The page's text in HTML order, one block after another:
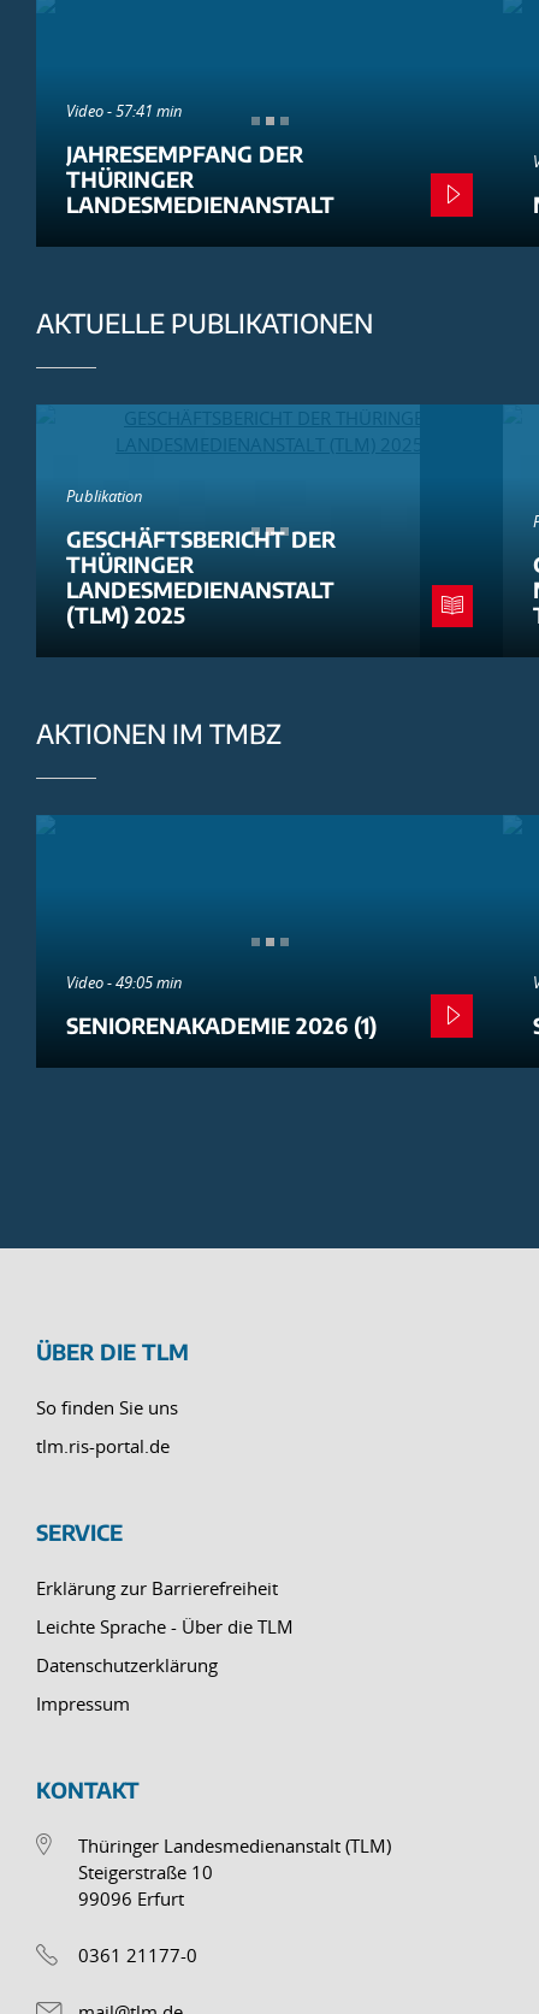
Video - 57:41 min
JAHRESEMPFANG DER
THÜRINGER
LANDESMEDIENANSTALT
AKTUELLE PUBLIKATIONEN
Publikation
GESCHÄFTSBERICHT DER
THÜRINGER
LANDESMEDIENANSTALT
(TLM) 2025
AKTIONEN IM TMBZ
Video - 49:05 min
SENIORENAKADEMIE 2026 (1)
ÜBER DIE TLM
So finden Sie uns
tlm.ris-portal.de
SERVICE
Erklärung zur Barrierefreiheit
Leichte Sprache - Über die TLM
Datenschutzerklärung
Impressum
KONTAKT
Thüringer Landesmedienanstalt (TLM)
Steigerstraße 10
99096 Erfurt
0361 21177-0